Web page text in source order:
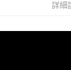
４．使用「AFTEE先
詳細